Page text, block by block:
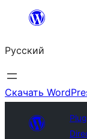
Перейти
содержимому
Русский
Скачать